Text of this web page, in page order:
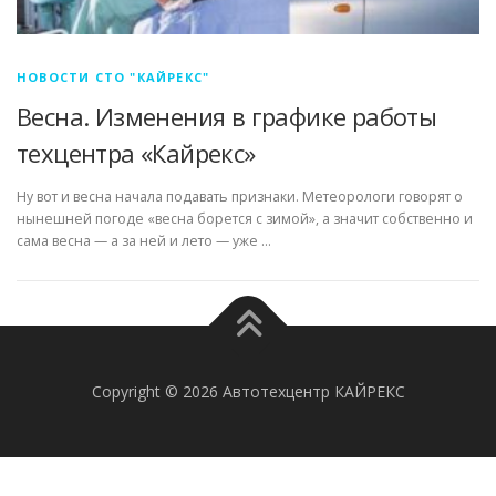
НОВОСТИ СТО "КАЙРЕКС"
Весна. Изменения в графике работы
техцентра «Кайрекс»
Ну вот и весна начала подавать признаки. Метеорологи говорят о
нынешней погоде «весна борется с зимой», а значит собственно и
сама весна — а за ней и лето — уже …
Copyright © 2026 Автотехцентр КАЙРЕКС